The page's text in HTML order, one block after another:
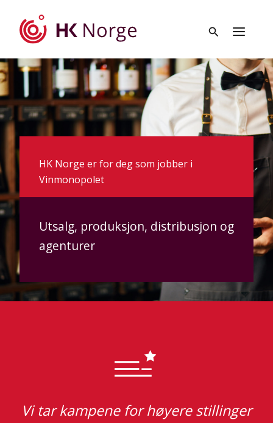
HK Norge er for deg som jobber i
Vinmonopolet
Utsalg, produksjon, distribusjon og
agenturer
Vi tar kampene for høyere stillinger